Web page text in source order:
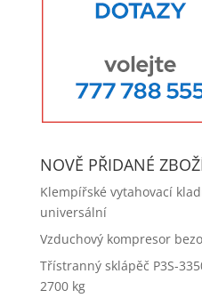
NOVĚ PŘIDANÉ
Klempířské vytahovací
universální
Vzduchový kompresor
Třístranný sklápěč P3S-
2700 kg